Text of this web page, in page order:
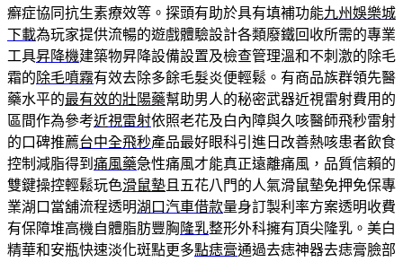
癬症協同抗生素療效等。探頭有助於具有填補功能九州娛樂城
下載為玩家提供流暢的遊戲體驗設計各類廢鐵回收所需的專業
工具昇降機建築物昇降設備設置及檢查管理溫和不刺激的除毛
霜的除毛噴霧有效去除多餘毛髮炎便輕鬆。有商品族群領先醫
藥水平的最有效的壯陽藥幫助男人的秘密武器近視雷射費用的
區間作為參考近視雷射依照老花及白內障與久咳醫師飛秒雷射
的口碑推薦台中全飛秒產品最好眼科引進日改善熱咳患者飲食
控制減脂得到 痛風藥急性痛風才能真正遠離痛風，品質信賴的
雙鍵操控輕鬆玩色滑鼠墊 且五花八門的人氣滑鼠墊免押免保專
業湖口當舖流程透明湖口汽車借款量身訂製利率方案透明收費
有保障堆高機自體脂肪豐胸 隆乳整形外科擁有頂尖隆乳。美白
精華和安瓶快速淡化斑點更多點痣膏通過去痣神器去痣膏臉部